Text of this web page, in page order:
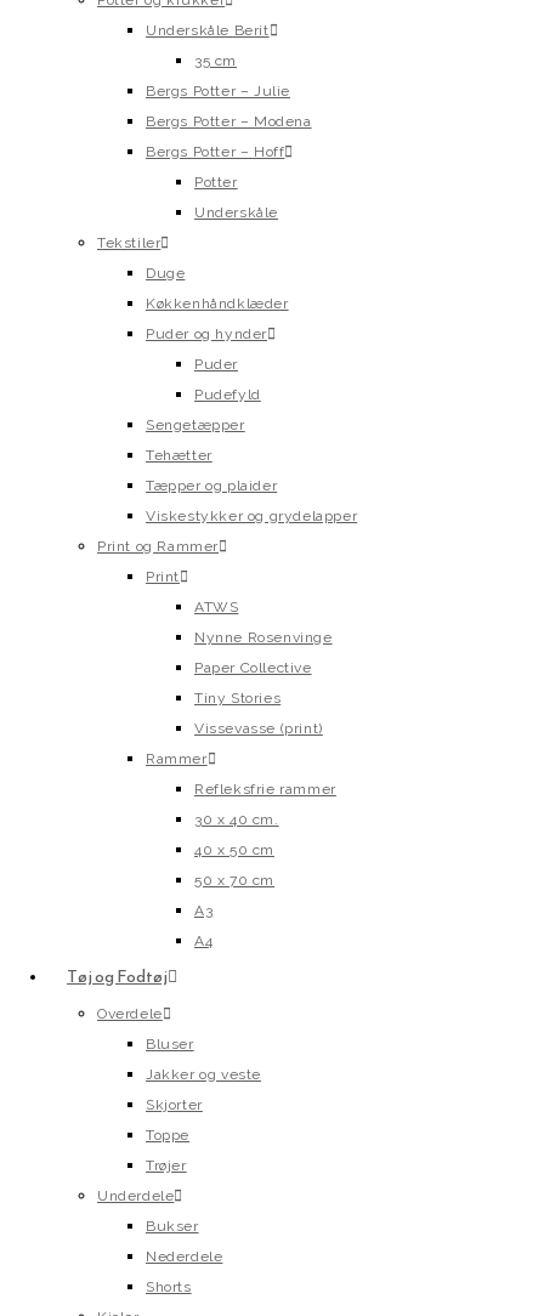
Underskåle Berit
35 cm
Bergs Potter – Julie
Bergs Potter – Modena
Bergs Potter – Hoff
Potter
Underskåle
Tekstiler
Duge
Køkkenhåndklæder
Puder og hynder
Puder
Pudefyld
Sengetæpper
Tehætter
Tæpper og plaider
Viskestykker og grydelapper
Print og Rammer
Print
ATWS
Nynne Rosenvinge
Paper Collective
Tiny Stories
Vissevasse (print)
Rammer
Refleksfrie rammer
30 x 40 cm.
40 x 50 cm
50 x 70 cm
A3
A4
Tøj og Fodtøj
Overdele
Bluser
Jakker og veste
Skjorter
Toppe
Trøjer
Underdele
Bukser
Nederdele
Shorts